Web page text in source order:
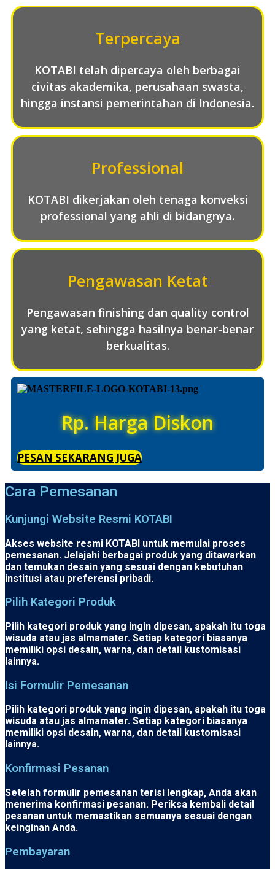
Terpercaya
KOTABI telah dipercaya oleh berbagai
civitas akademika, perusahaan swasta,
hingga instansi pemerintahan di Indonesia.
Professional
KOTABI dikerjakan oleh tenaga konveksi
professional yang ahli di bidangnya.
Pengawasan Ketat
Pengawasan finishing dan quality control
yang ketat, sehingga hasilnya benar-benar
berkualitas.
Rp. Harga Diskon
PESAN SEKARANG JUGA
Cara Pemesanan
Kunjungi Website Resmi KOTABI
Akses website resmi KOTABI untuk memulai proses
pemesanan. Jelajahi berbagai produk yang ditawarkan
dan temukan desain yang sesuai dengan kebutuhan
institusi atau preferensi pribadi.
Pilih Kategori Produk
Pilih kategori produk yang ingin dipesan, apakah itu toga
wisuda atau jas almamater. Setiap kategori biasanya
memiliki opsi desain, warna, dan detail kustomisasi
lainnya.
Isi Formulir Pemesanan
Pilih kategori produk yang ingin dipesan, apakah itu toga
wisuda atau jas almamater. Setiap kategori biasanya
memiliki opsi desain, warna, dan detail kustomisasi
lainnya.
Konfirmasi Pesanan
Setelah formulir pemesanan terisi lengkap, Anda akan
menerima konfirmasi pesanan. Periksa kembali detail
pesanan untuk memastikan semuanya sesuai dengan
keinginan Anda.
Pembayaran